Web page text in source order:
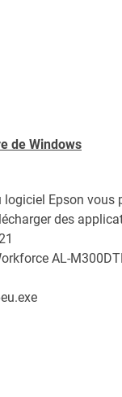
de Windows
Epson vous
des
AL-